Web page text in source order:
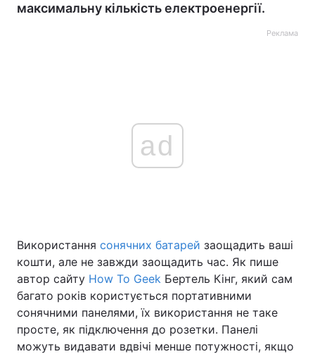
максимальну кількість електроенергії.
Реклама
ad
Використання сонячних батарей заощадить ваші
кошти, але не завжди заощадить час. Як пише
автор сайту How To Geek Бертель Кінг, який сам
багато років користується портативними
сонячними панелями, їх використання не таке
просте, як підключення до розетки. Панелі
можуть видавати вдвічі менше потужності, якщо